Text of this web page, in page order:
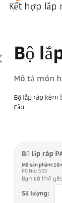
Kết hợp lắp
Bộ
Mô tả món
Bộ lắp ráp kèm
cầu
Bộ lắp ráp
Mã sản phẩm:
PG No.: 500
Bạn có thể
Số lượng: